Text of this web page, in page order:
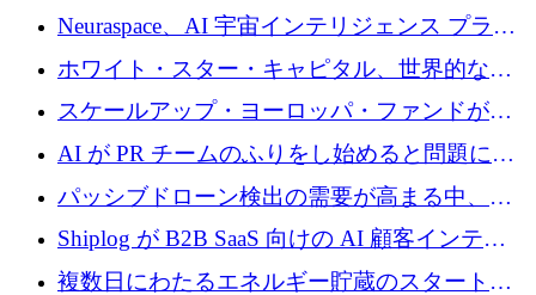
ニクスのスケールアップに対応する
Neuraspace、AI 宇宙インテリジェンス プラッ
トフォームの拡大に 1,560 万ユーロを投資
ホワイト・スター・キャピタル、世界的なス
タートアップをシリーズAからBまで支援する
ために2億5,000万ドルのファンドIVを閉鎖
スケールアップ・ヨーロッパ・ファンドが初
の投資を行い、Iceeyeの10億ユーロのラウンド
を共同主導
AI が PR チームのふりをし始めると問題にな
ります
パッシブドローン検出の需要が高まる中、
Monava が資金調達ラウンドを終了
Shiplog が B2B SaaS 向けの AI 顧客インテリ
ジェンスを構築するために 100 万ドルを調達
複数日にわたるエネルギー貯蔵のスタートア